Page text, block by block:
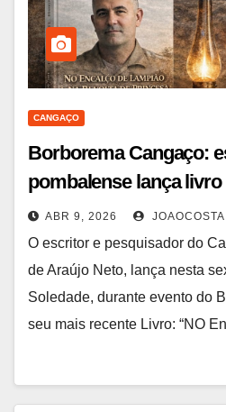
CANGAÇO
Borborema Cangaço:
pombalense lança
ABR 9, 2026 JOAOCOSTA
O escritor e pesquisador do
de Araújo Neto, lança nesta
Soledade, durante evento do
seu mais recente Livro: “NO